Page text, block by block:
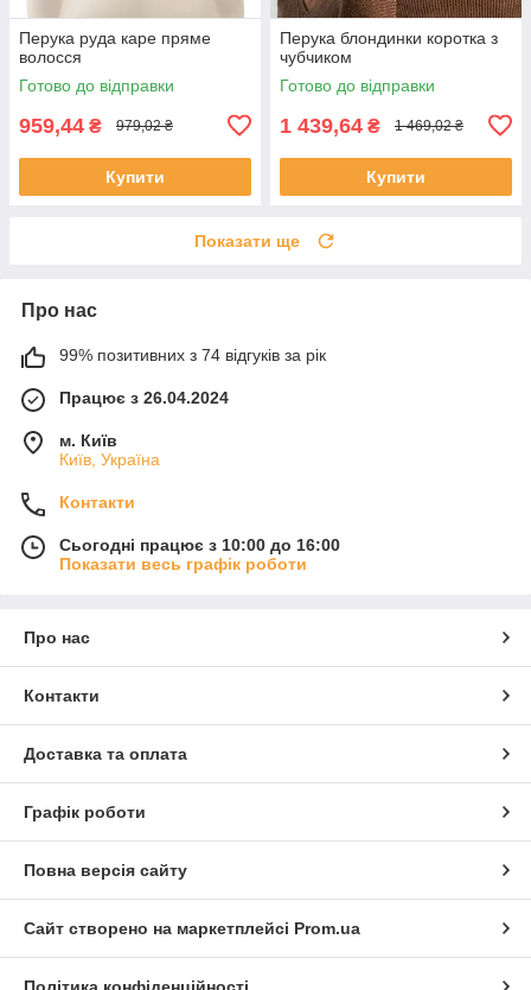
Перука руда каре пряме
волосся
Готово до відправки
959,44 ₴ 979,02 ₴
Купити
Перука блондинки коротка з
чубчиком
Готово до відправки
1 439,64 ₴ 1 469,02 ₴
Купити
Показати ще
Про нас
99% позитивних з 74 відгуків за рік
Працює з 26.04.2024
м. Київ
Київ, Україна
Контакти
Сьогодні працює з 10:00 до 16:00
Показати весь графік роботи
Про нас
Контакти
Доставка та оплата
Графік роботи
Повна версія сайту
Сайт створено на маркетплейсі Prom.ua